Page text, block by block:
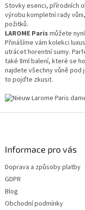
Stovky esenci, přírodních
výrobu kompletní rady
požitků.
LAROME Paris můžete
Přinášíme vám kolekci
utrácet horentní sumy.
také 8ml balení, které se
najdete všechny vůně pod
to pojďte zkusit.
Informace pro vás
Doprava a způsoby platby
GDPR
Blog
Obchodní podmínky